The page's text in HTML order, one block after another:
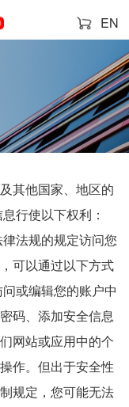
EN
其他国家、地区的
行使以下权利：
法规的规定访问您
可以通过以下方式
或编辑您的账户中
码、添加安全信息
网站或应用中的个
作。但出于安全性
规定，您可能无法